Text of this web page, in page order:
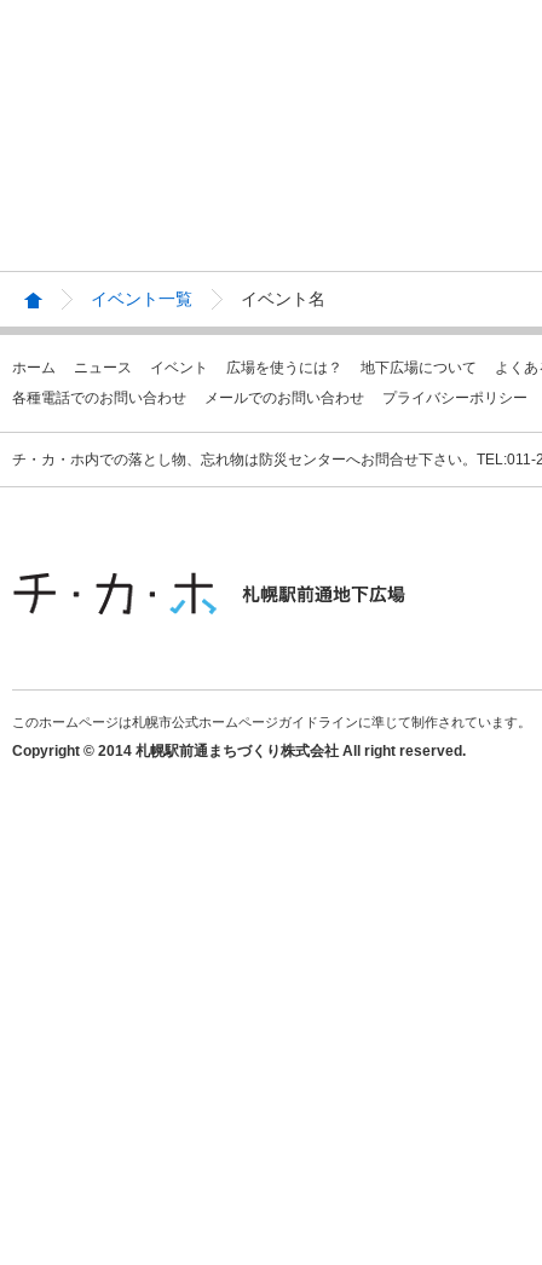
イベント一覧 イベント名
ホーム ニュース イベント 広場を使うには？ 地下広場について
よく
各種電話でのお問い合わせ
メールでのお問い合わせ プライバシーポリシー
チ・カ・ホ内での落とし物、忘れ物は防災センターへお問合せ下さい。
このホームページは札幌市公式ホームページガイドラインに準じて制作されています。
Copyright © 2014 札幌駅前通まちづくり株式会社 All right reserved.